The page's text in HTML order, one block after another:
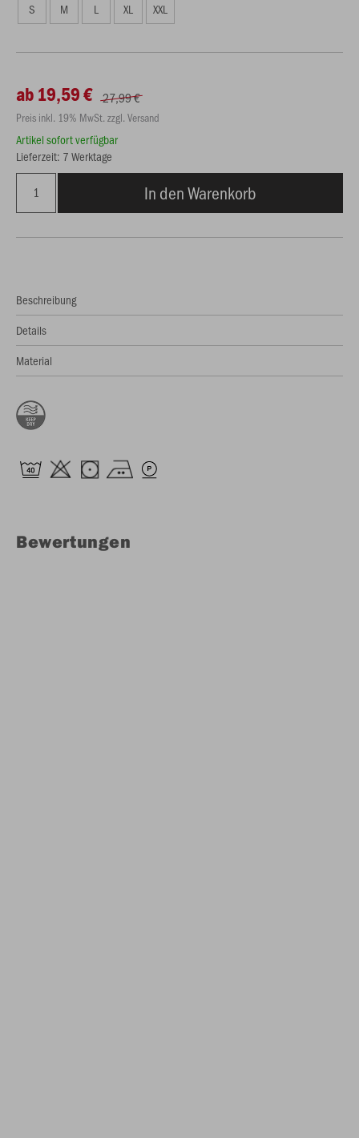
S M L XL XXL
ab 19,59 € 27,99 €
Preis inkl. 19% MwSt. zzgl. Versand
Artikel sofort verfügbar
Lieferzeit: 7 Werktage
In den Warenkorb
Beschreibung
Details
Material
Bewertungen